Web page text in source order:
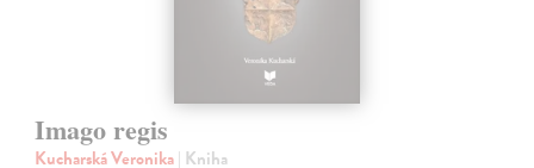
Imago regis
Kucharská Veronika| Kniha